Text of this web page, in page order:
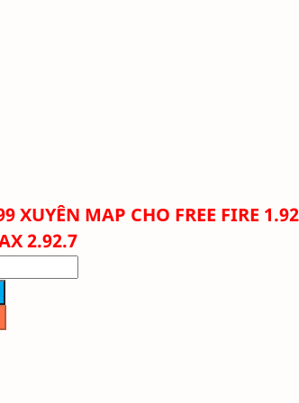
XUYÊN MAP CHO FREE FIRE
2.92.7